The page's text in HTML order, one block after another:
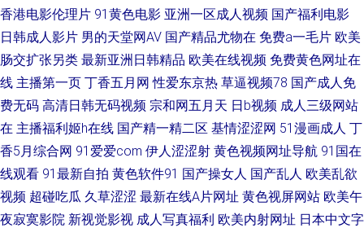
成人自拍 黄色色情 91自慰 97资超碰在线 精品成人亚洲 日韩无码A级片 97
视频中文字幕 户外露出 日韩熟女成人 91线上网站 国产在线9 香蕉视频在线
播放 成人福利视频网
香港电影伦理片 91黄色电影 亚洲一区成人视频 国产福利电影
日韩成人影片 男的天堂网AV 国产精品尤物在 免费a一毛片 欧美
肠交扩张另类 最新亚洲日韩精品 欧美在线视频 免费黄色网址在
线 主播第一页 丁香五月网 性爱东京热 草逼视频78 国产成人免
费无码 高清日韩无码视频 宗和网五月天 日b视频 成人三级网站
在 主播福利姬h在线 国产精一精二区 基情涩涩网 51漫画成人 丁
香5月综合网 91爱爱com 伊人涩涩射 黄色视频网址导航 91国在
线观看 91最新自拍 黄色软件91 国产操女人 国产乱人 欧美乱欲
视频 超碰吃瓜 久草涩涩 最新在线A片网址 黄色视屏网站 欧美午
夜寂寞影院 新视觉影视 成人写真福利 欧美内射网址 日本中文字